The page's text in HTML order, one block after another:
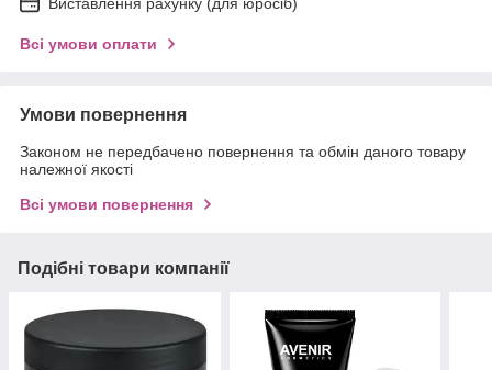
Виставлення рахунку (для юросіб)
Всі умови оплати
Умови повернення
Законом не передбачено повернення та обмін даного товару
належної якості
Всі умови повернення
Подібні товари компанії